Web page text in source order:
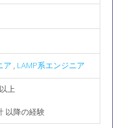
ア , LAMP系エンジニア
上
以降の経験